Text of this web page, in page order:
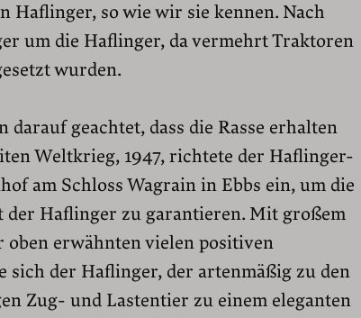
Haflinger, so wie wir sie kennen. Nach
um die Haflinger, da vermehrt Traktoren
wurden.
geachtet, dass die Rasse erhalten
Weltkrieg, 1947, richtete der Haflinger-
am Schloss Wagrain in Ebbs ein, um die
der Haflinger zu garantieren. Mit großem
erwähnten vielen positiven
sich der Haflinger, der artenmäßig zu den
Zug- und Lastentier zu einem eleganten